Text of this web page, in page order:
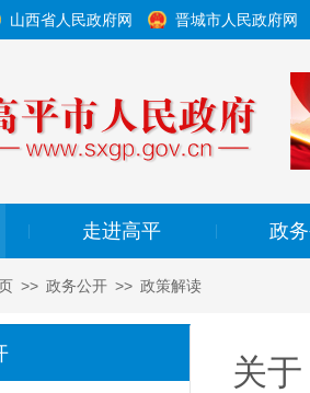
山西省人民政府网 晋城市人民政府网
走进高平 政
>> 政务公开 >> 政策解读
关